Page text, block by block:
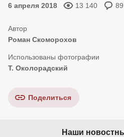
6 апреля 2018 13 140 89
Роман Скоморохов
Т. Околорадский
Поделиться
Наши